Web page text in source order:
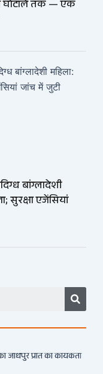
घोटाले तक — एक
बांग्लादेशी
सुरक्षा एजेंसियां
जोधपुर प्रांत का कार्यकर्ता